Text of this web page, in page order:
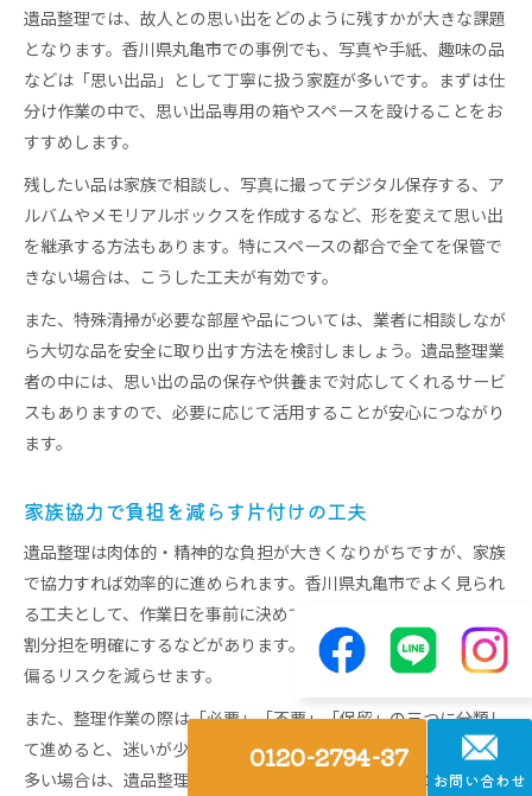
遺品整理では、故人との思い出をどのように残すかが大きな課題
となります。香川県丸亀市での事例でも、写真や手紙、趣味の品
などは「思い出品」として丁寧に扱う家庭が多いです。まずは仕
分け作業の中で、思い出品専用の箱やスペースを設けることをお
すすめします。
残したい品は家族で相談し、写真に撮ってデジタル保存する、ア
ルバムやメモリアルボックスを作成するなど、形を変えて思い出
を継承する方法もあります。特にスペースの都合で全てを保管で
きない場合は、こうした工夫が有効です。
また、特殊清掃が必要な部屋や品については、業者に相談しなが
ら大切な品を安全に取り出す方法を検討しましょう。遺品整理業
者の中には、思い出の品の保存や供養まで対応してくれるサービ
スもありますので、必要に応じて活用することが安心につながり
ます。
家族協力で負担を減らす片付けの工夫
遺品整理は肉体的・精神的な負担が大きくなりがちですが、家族
で協力すれば効率的に進められます。香川県丸亀市でよく見られ
る工夫として、作業日を事前に決めて全員の予定を合わせる、役
割分担を明確にするなどがあります。これにより、一人に負担が
偏るリスクを減らせます。
また、整理作業の際は「必要」「不要」「保留」の三つに分類し
て進めると、迷いが少なくなります。大型家具や処分に困る品が
多い場合は、遺品整理業者に部分的な作業を依頼するのも効果的
0120-2794-37
お問い合わせ